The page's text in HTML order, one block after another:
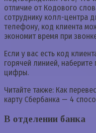
отличие от Кодового
сотруднику колл-центра
телефону, код клиента
экономит время при
Если у вас есть код
горячей линией,
цифры.
Читайте также: Как
карту Сбербанка — 4
В отделении банка